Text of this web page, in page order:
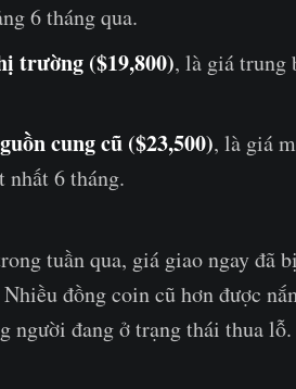
6 tháng qua.
trường ($19,800), là giá trung
cung cũ ($23,500), là giá
6 tháng.
tuần qua, giá giao ngay đã
đồng coin cũ hơn được
người đang ở trạng thái thua lỗ.